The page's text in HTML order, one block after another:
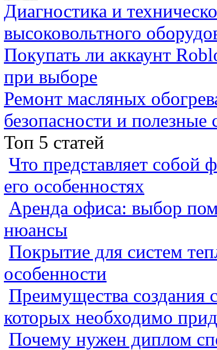
Диагностика и
высоковольтного
Покупать ли аккаунт
при выборе
Ремонт масляных
безопасности и полезные
Топ 5 статей
Что представляет собой
его особенностях
Аренда офиса: выбор
нюансы
Покрытие для систем
особенности
Преимущества создания
которых необходимо
Почему нужен диплом